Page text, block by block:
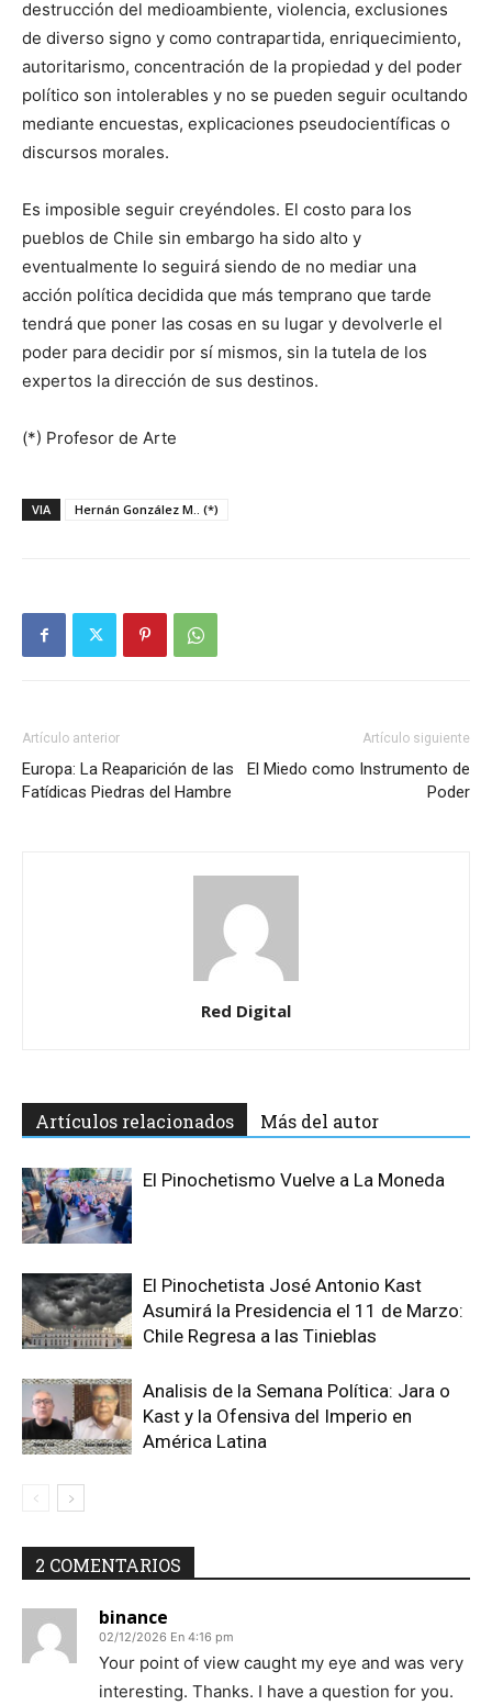
destrucción del medioambiente, violencia, exclusiones
de diverso signo y como contrapartida, enriquecimiento,
autoritarismo, concentración de la propiedad y del poder
político son intolerables y no se pueden seguir ocultando
mediante encuestas, explicaciones pseudocientíficas o
discursos morales.
Es imposible seguir creyéndoles. El costo para los
pueblos de Chile sin embargo ha sido alto y
eventualmente lo seguirá siendo de no mediar una
acción política decidida que más temprano que tarde
tendrá que poner las cosas en su lugar y devolverle el
poder para decidir por sí mismos, sin la tutela de los
expertos la dirección de sus destinos.
(*) Profesor de Arte
VIA Hernán González M.. (*)
Artículo anterior
Europa: La Reaparición de las
Fatídicas Piedras del Hambre
Artículo siguiente
El Miedo como Instrumento de
Poder
Red Digital
Artículos relacionados Más del autor
El Pinochetismo Vuelve a La Moneda
El Pinochetista José Antonio Kast
Asumirá la Presidencia el 11 de Marzo:
Chile Regresa a las Tinieblas
Analisis de la Semana Política: Jara o
Kast y la Ofensiva del Imperio en
América Latina
2 COMENTARIOS
binance
02/12/2026 En 4:16 pm
Your point of view caught my eye and was very
interesting. Thanks. I have a question for you.